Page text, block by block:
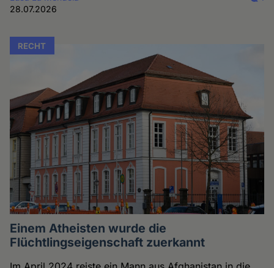
28.07.2026
RECHT
Einem Atheisten wurde die
Flüchtlingseigenschaft zuerkannt